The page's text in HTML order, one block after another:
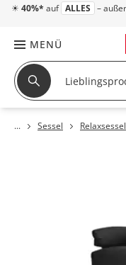
☀ 40%* auf ALLES –
MENÜ
Sessel Relaxsessel